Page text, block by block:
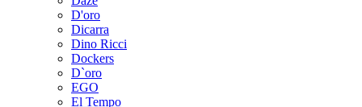
D'oro
Dicarra
Dino Ricci
Dockers
D`oro
EGO
El Tempo